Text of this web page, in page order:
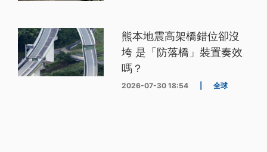
熊本地震高架橋錯位卻沒
垮 是「防落橋」裝置奏效
嗎？
2026-07-30 18:54 全球